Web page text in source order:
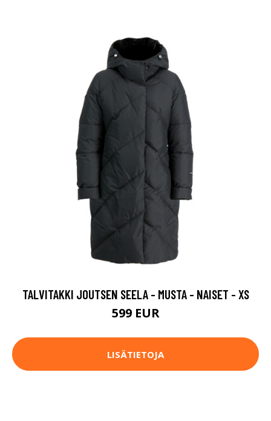
TALVITAKKI JOUTSEN SEELA - MUSTA - NAISET - XS
599 EUR
LISÄTIETOJA